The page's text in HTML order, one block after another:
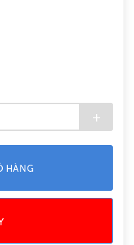
+
HÀNG